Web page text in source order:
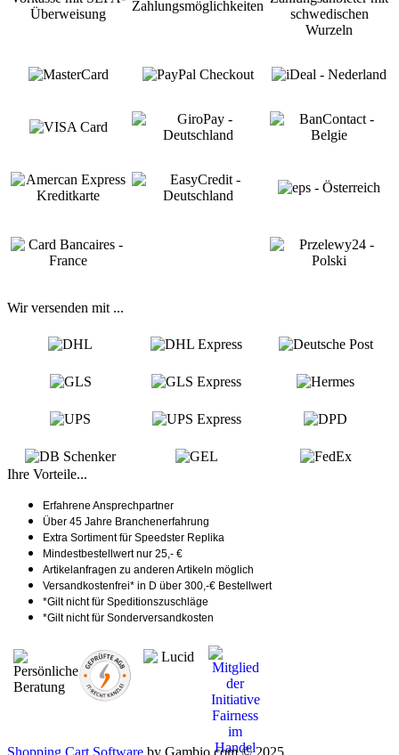
Wir versenden mit ...
Ihre Vorteile...
Erfahrene Ansprechpartner
Über 45 Jahre Branchenerfahrung
Extra Sortiment für Speedster Replika
Mindestbestellwert nur 25,- €
Artikelanfragen zu anderen Artikeln möglich
Versandkostenfrei* in D über 300,-€ Bestellwert
*Gilt nicht für Speditionszuschläge
*Gilt nicht für Sonderversandkosten
Shopping Cart Software by Gambio.com © 2025